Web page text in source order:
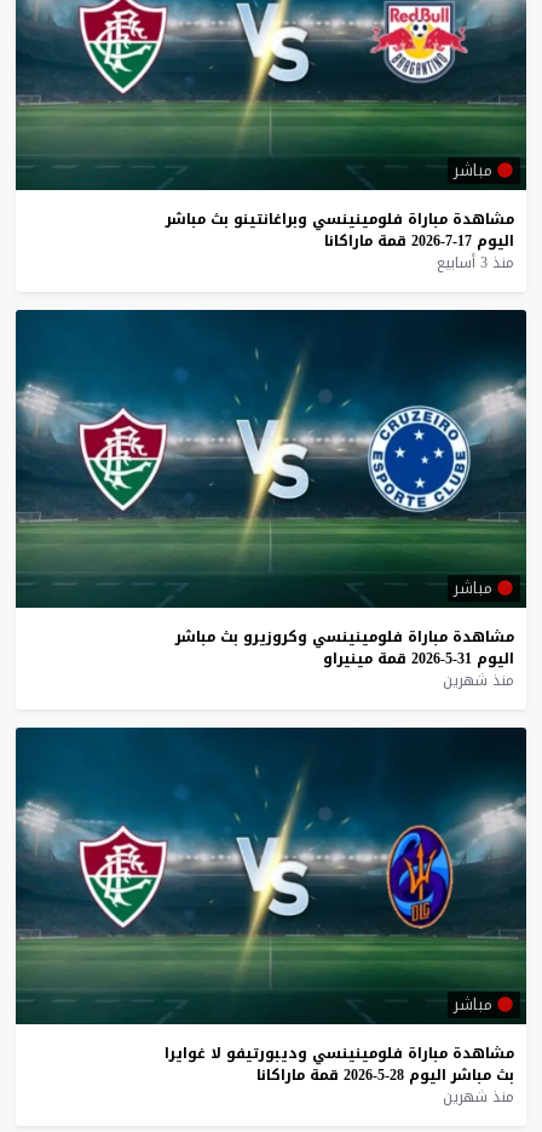
مباشر
مشاهدة مباراة فلومينينسي وبراغانتينو بث مباشر
اليوم 17-7-2026 قمة ماراكانا
منذ 3 أسابيع
مباشر
مشاهدة مباراة فلومينينسي وكروزيرو بث مباشر
اليوم 31-5-2026 قمة مينيراو
منذ شهرين
مباشر
مشاهدة مباراة فلومينينسي وديبورتيفو لا غوايرا
بث مباشر اليوم 28-5-2026 قمة ماراكانا
منذ شهرين